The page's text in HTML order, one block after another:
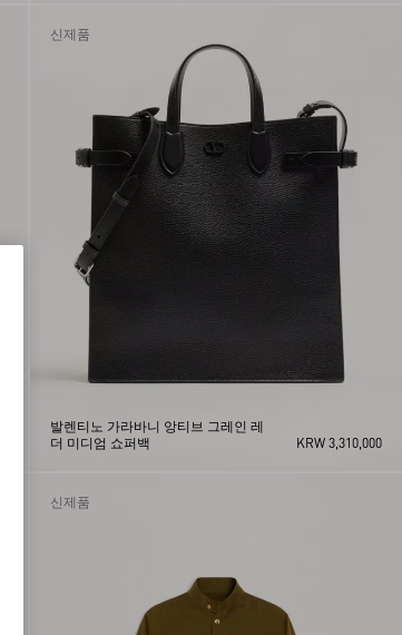
신제품
발렌티노 가라바니 앙티브 그레인 레
더 미디엄 쇼퍼백
KRW 3,310,000
신제품